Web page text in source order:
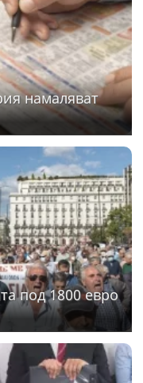
намаляват
под 1800 евро